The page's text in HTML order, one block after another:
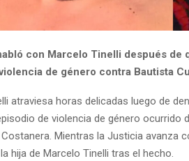
con Marcelo Tinelli después de
de género contra Bautista
atraviesa horas delicadas luego de
de violencia de género ocurrido
Mientras la Justicia avanza
hija de Marcelo Tinelli tras el hecho.